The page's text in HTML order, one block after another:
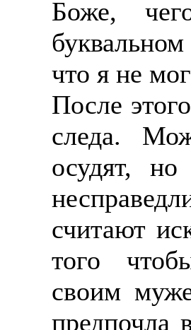
Боже,
что я не
После
следа.
осудят,
считают
того
своим
предпочла